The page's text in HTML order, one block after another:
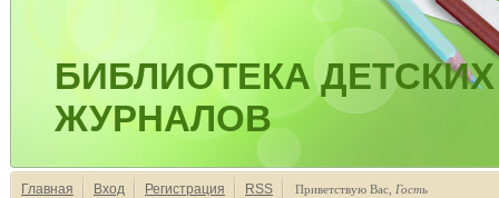
БИБЛИОТЕКА ДЕТСКИХ
ЖУРНАЛОВ
Главная Вход Регистрация RSS Приветствую Вас Гость